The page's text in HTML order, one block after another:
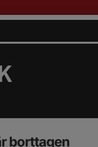
borttagen